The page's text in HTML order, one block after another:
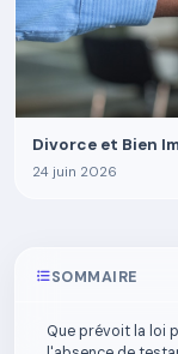
Divorce et Bien
24 juin 2026
SOMMAIRE
Que prévoit la loi